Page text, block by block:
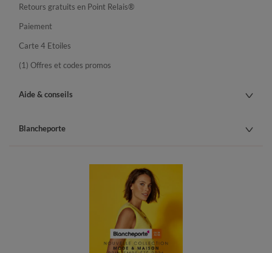
Retours gratuits en Point Relais®
Paiement
Carte 4 Etoiles
(1) Offres et codes promos
Aide & conseils
Blancheporte